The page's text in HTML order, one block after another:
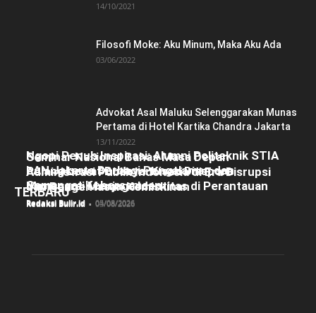
14/10/2021
Filosofi Moke: Aku Minum, Maka Aku Ada
03/06/2022
Advokat Asal Maluku Selenggarakan Munas
Pertama di Hotel Kartika Chandra Jakarta
13/11/2022
TERBARU
Ngopi Penuh Inspirasi: Alumni Politeknik STIA
LAN Jakarta Berbagi Pengalaman dan
Semangat Kebersamaan
Redaksi Bulir.id - 05/08/2026
Pulang Lewat Budaya: Kisah Diaspora
Manggarai Menjaga Identitas di Perantauan
Redaksi Bulir.id - 04/08/2026
Seminar Nasional Bahas Masa Depan
Administrasi Publik Indonesia di Era Disrupsi
dan Pengentasan Kemiskinan
Redaksi Bulir.id - 03/08/2026